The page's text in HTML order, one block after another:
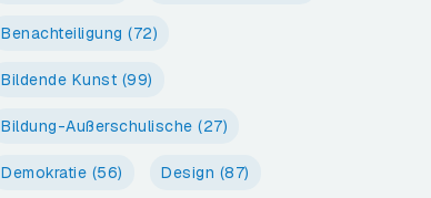
Benachteiligung (72)
Bildende Kunst (99)
Bildung-Außerschulische (27)
Demokratie (56) Design (87)